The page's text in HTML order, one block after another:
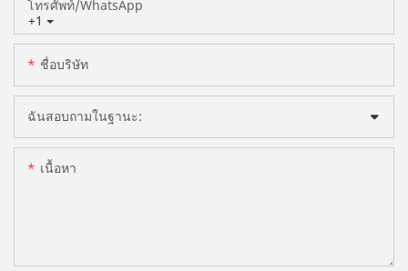
+1
โทรศัพท์/WhatsApp
ชื่อบริษัท
ฉันสอบถามในฐานะ:
เนื้อหา